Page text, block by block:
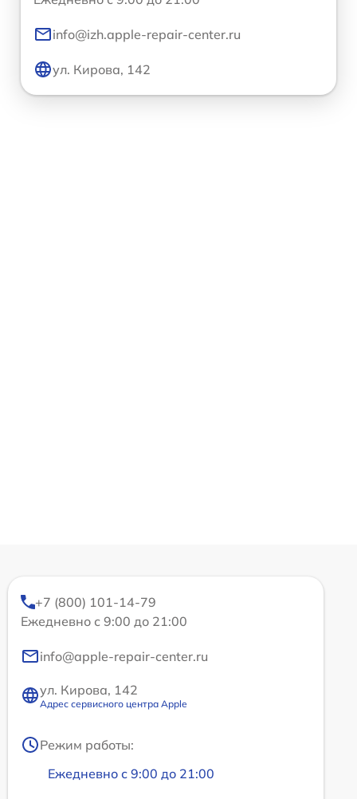
info@izh.apple-repair-center.ru
ул. Кирова, 142
+7 (800) 101-14-79
Ежедневно с 9:00 до 21:00
info@apple-repair-center.ru
ул. Кирова, 142
Адрес сервисного центра Apple
Режим работы:
Ежедневно с 9:00 до 21:00